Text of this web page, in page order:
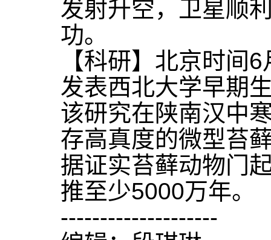
发射升空，卫星顺
功。
【科研】北京时间
发表西北大学早期
该研究在陕南汉中
存高真度的微型苔
据证实苔藓动物门
推至少5000万年。
--------------------